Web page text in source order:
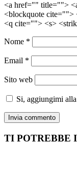
<a href="" title="">
<blockquote cite="">
<q cite=""> <s>
Nome *
Email *
Sito web
Si, aggiungimi
TI POTREBBE